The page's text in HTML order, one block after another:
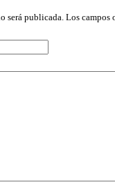
será publicada. Los campos